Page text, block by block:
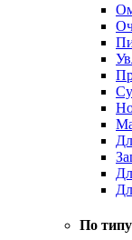
По типу